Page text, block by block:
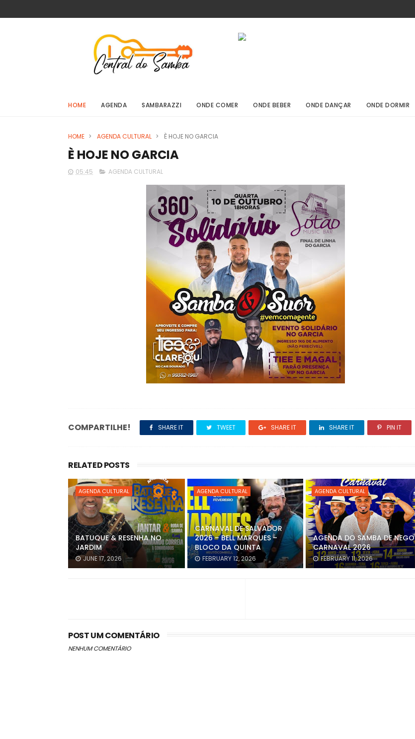
HOME AGENDA SAMBARAZZI ONDE COMER ONDE BEBER ONDE DANÇAR ONDE DORMIR
HOME > AGENDA CULTURAL > È HOJE NO GARCIA
È HOJE NO GARCIA
05:45 AGENDA CULTURAL
COMPARTILHE! SHARE IT TWEET SHARE IT SHARE IT PIN IT
RELATED POSTS
AGENDA CULTURAL
BATUQUE & RESENHA NO
JARDIM
JUNE 17, 2026
AGENDA CULTURAL
CARNAVAL DE SALVADOR
2026 – BELL MARQUES –
BLOCO DA QUINTA
FEBRUARY 12, 2026
AGENDA CULTURAL
AGENDA DO SAMBA DE NEGO
CARNAVAL 2026
FEBRUARY 11, 2026
POST UM COMENTÁRIO
NENHUM COMENTÁRIO